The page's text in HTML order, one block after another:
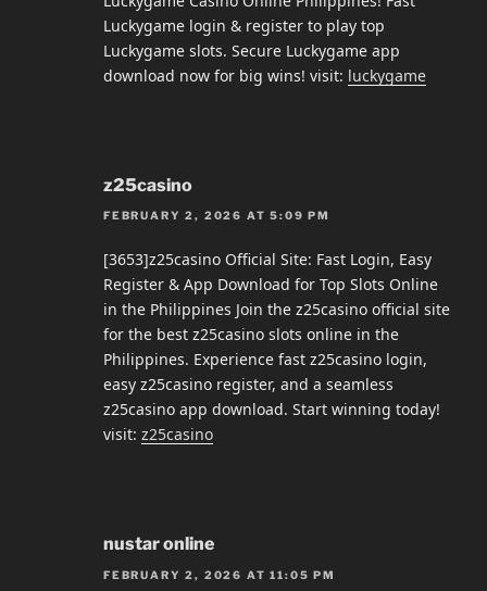
Luckygame login & register to play top
Luckygame slots. Secure Luckygame app
download now for big wins! visit: luckygame
z25casino
FEBRUARY 2, 2026 AT 5:09 PM
[3653]z25casino Official Site: Fast Login, Easy
Register & App Download for Top Slots Online
in the Philippines Join the z25casino official site
for the best z25casino slots online in the
Philippines. Experience fast z25casino login,
easy z25casino register, and a seamless
z25casino app download. Start winning today!
visit: z25casino
nustar online
FEBRUARY 2, 2026 AT 11:05 PM